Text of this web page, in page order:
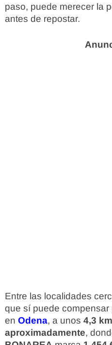
paso, puede merecer la
antes de repostar.
Entre las localidades
que sí puede
en Odena, a unos 4,3
aproximadamente,